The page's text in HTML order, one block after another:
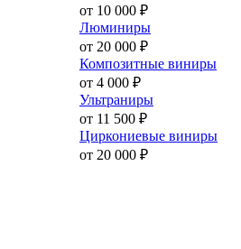
от 10 000 ₽
Люминиры
от 20 000 ₽
Композитные виниры
от 4 000 ₽
Ультраниры
от 11 500 ₽
Циркониевые виниры
от 20 000 ₽